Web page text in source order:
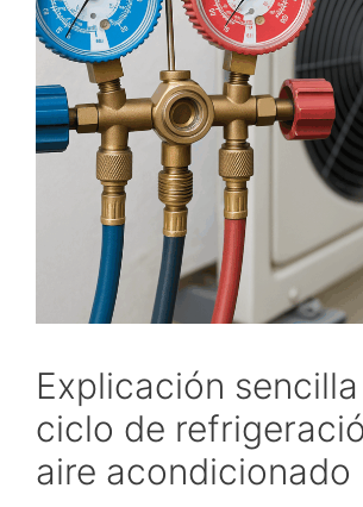
Explicación
ciclo de
aire acondicionado